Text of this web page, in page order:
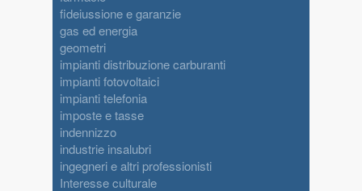
fideiussione e garanzie
gas ed energia
geometri
impianti distribuzione carburanti
impianti fotovoltaici
impianti telefonia
imposte e tasse
indennizzo
industrie insalubri
ingegneri e altri professionisti
Interesse culturale